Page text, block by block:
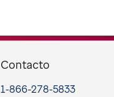
Contacto
1-866-278-5833